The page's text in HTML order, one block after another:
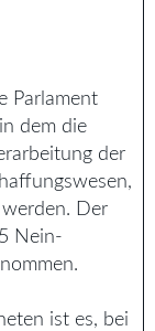
Parlament
dem die
der
Der
Nein-
ist es, bei